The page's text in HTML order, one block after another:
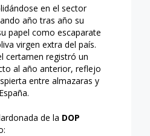
en el sector
año tras año su
papel como escaparate
virgen extra del país.
certamen registró un
al año anterior, reflejo
entre almazaras y
de la DOP